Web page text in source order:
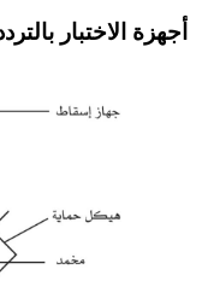
أجهزة الاختبار